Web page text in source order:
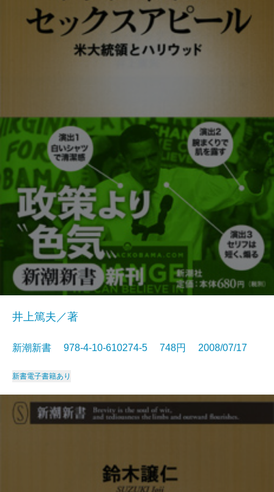
井上篤夫／著
新潮新書 978-4-10-610274-5 748円 2008/07/17
新書電子書籍あり